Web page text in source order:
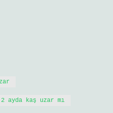
2 ayda kaş uzar mı